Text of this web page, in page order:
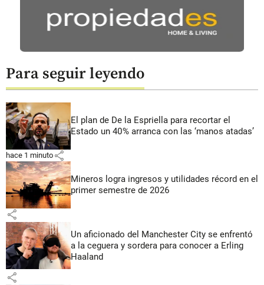
Para seguir leyendo
El plan de De la Espriella para recortar el
Estado un 40% arranca con las ‘manos atadas’
hace 1 minuto share
Mineros logra ingresos y utilidades récord en el
primer semestre de 2026
share
Un aficionado del Manchester City se enfrentó
a la ceguera y sordera para conocer a Erling
Haaland
share